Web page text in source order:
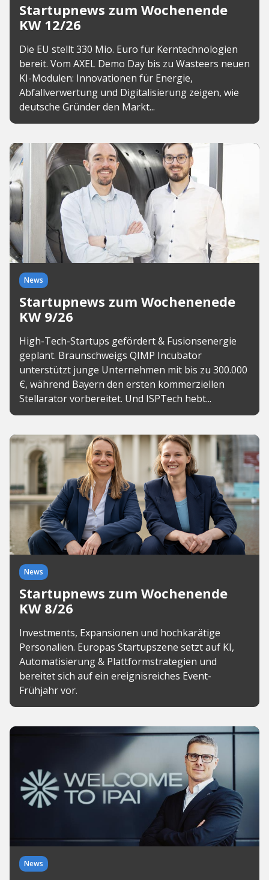
Startupnews zum Wochenende
KW 12/26
Die EU stellt 330 Mio. Euro für Kerntechnologien
bereit. Vom AXEL Demo Day bis zu Wasteers neuen
KI-Modulen: Innovationen für Energie,
Abfallverwertung und Digitalisierung zeigen, wie
deutsche Gründer den Markt...
News
Startupnews zum Wochenenede
KW 9/26
High-Tech-Startups gefördert & Fusionsenergie
geplant. Braunschweigs QIMP Incubator
unterstützt junge Unternehmen mit bis zu 300.000
€, während Bayern den ersten kommerziellen
Stellarator vorbereitet. Und ISPTech hebt...
News
Startupnews zum Wochenende
KW 8/26
Investments, Expansionen und hochkarätige
Personalien. Europas Startupszene setzt auf KI,
Automatisierung & Plattformstrategien und
bereitet sich auf ein ereignisreiches Event-
Frühjahr vor.
News